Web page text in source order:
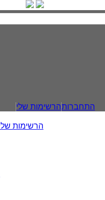
התחברותהרשימות שלי
הרשימות